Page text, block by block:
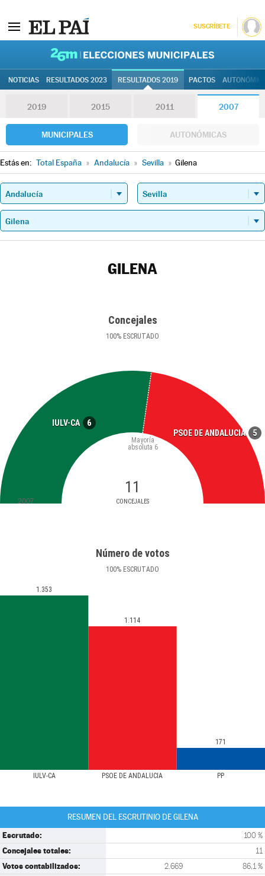
SUSCRÍBETE
NOTICIAS RESULTADOS 2023 RESULTADOS 2019 PACTOS
2019 2015 2011 2007
MUNICIPALES AUTONÓMICAS
Estás en: Total España » Andalucía » Sevilla » Gilena
GILENA
Concejales
100% ESCRUTADO
IULV-CA 6
PSOE DE ANDALUCIA 5
11
CONCEJALES
Mayoría
absoluta 6
2007
Número de votos
100% ESCRUTADO
IULV-CA PSOE DE ANDALUCIA PP
1.353
1.114
171
RESUMEN DEL ESCRUTINIO DE GILENA
Escrutado: 100 %
Concejales totales: 11
Votos contabilizados: 2.669 86,1 %